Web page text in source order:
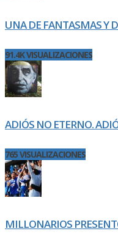
UNA DE FANTASMAS Y
91.4K VISUALIZACIONES
ADIÓS NO ETERNO.
765 VISUALIZACIONES
MILLONARIOS